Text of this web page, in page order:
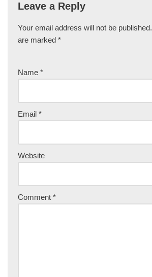
Leave a Reply
Your email address will not be published.
are marked *
Name *
Email *
Website
Comment *